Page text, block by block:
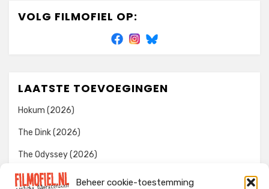
Beheer cookie-toestemming
VOLG FILMOFIEL OP:
LAATSTE TOEVOEGINGEN
Hokum (2026)
The Dink (2026)
The Odyssey (2026)
Evil Dead Burn (2026)